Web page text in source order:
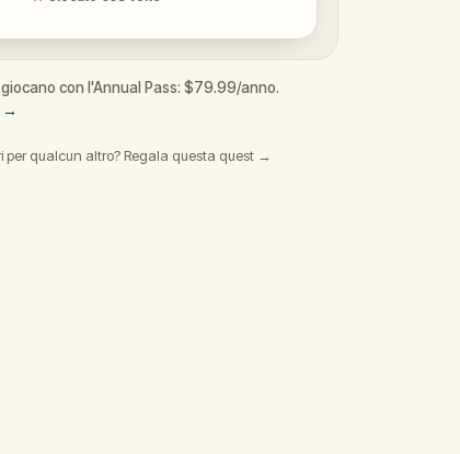
con l'Annual Pass: $79.99/anno.
→
per qualcun altro? Regala questa quest →